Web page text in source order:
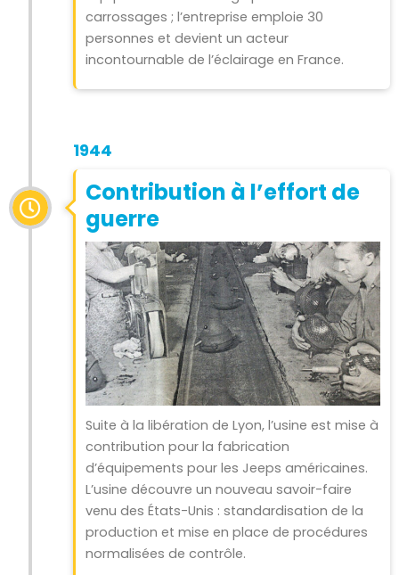
carrossages ; l’entreprise emploie 30
personnes et devient un acteur
incontournable de l’éclairage en France.
1944
Contribution à l’effort de
guerre
Suite à la libération de Lyon, l’usine est mise à
contribution pour la fabrication
d’équipements pour les Jeeps américaines.
L’usine découvre un nouveau savoir-faire
venu des États-Unis : standardisation de la
production et mise en place de procédures
normalisées de contrôle.